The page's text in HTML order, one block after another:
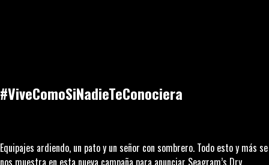
#ViveComoSiNadieTeConociera
Equipajes ardiendo, un pato y un señor con sombrero. Todo esto y más se
nos muestra en esta nueva campaña para anunciar Seagram’s Dry